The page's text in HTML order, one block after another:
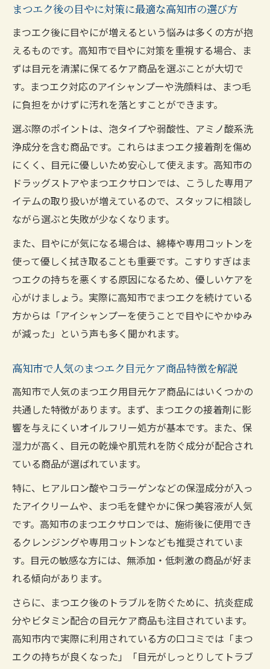
高知市でおすすめのまつエク目やに対策ア
イテム
目元の乾燥を防ぐ高知県のケア商品活用法
高知県で話題のまつエク向け乾燥対策グッ
ズ活用法
まつエク後の乾燥ケアに最適な高知県の選
び方
高知市で買える目元保湿ケア商品の特徴と
使い方
まつエク愛用者向け高知県の乾燥防止テク
ニック
高知県で人気のまつエク目元ケア商品徹底
比較
まつ毛美容液は高知市でどこに買える？
高知市で手に入るまつエク対応美容液の選
び方
まつ毛美容液を高知市で買う際のチェック
ポイント
入法
まつ毛美容液の高知市おすすめ入手先まと
め
高知市で選ぶまつエク後の美容液活用ポイ
ント
高知市でまつエク後に安全な目薬の使い方
解説
まつエク愛用者向け高知市の目薬選びと注
目薬がまつエクに与える影響と高知市の対
高知市で安心して使えるまつエク対応目薬
の条件
まつエク後の目薬タイミングを高知市流に
まつエク後の目やに対策に最適な高知市の選び方
まつエク後に目やにが増えるという悩みは多くの方が抱
えるものです。高知市で目やに対策を重視する場合、ま
ずは目元を清潔に保てるケア商品を選ぶことが大切で
す。まつエク対応のアイシャンプーや洗顔料は、まつ毛
に負担をかけずに汚れを落とすことができます。
選ぶ際のポイントは、泡タイプや弱酸性、アミノ酸系洗
浄成分を含む商品です。これらはまつエク接着剤を傷め
にくく、目元に優しいため安心して使えます。高知市の
ドラッグストアやまつエクサロンでは、こうした専用ア
イテムの取り扱いが増えているので、スタッフに相談し
ながら選ぶと失敗が少なくなります。
また、目やにが気になる場合は、綿棒や専用コットンを
使って優しく拭き取ることも重要です。こすりすぎはま
つエクの持ちを悪くする原因になるため、優しいケアを
心がけましょう。実際に高知市でまつエクを続けている
方からは「アイシャンプーを使うことで目やにやかゆみ
が減った」という声も多く聞かれます。
高知市で人気のまつエク目元ケア商品特徴を解説
高知市で人気のまつエク用目元ケア商品にはいくつかの
共通した特徴があります。まず、まつエクの接着剤に影
響を与えにくいオイルフリー処方が基本です。また、保
湿力が高く、目元の乾燥や肌荒れを防ぐ成分が配合され
ている商品が選ばれています。
特に、ヒアルロン酸やコラーゲンなどの保湿成分が入っ
たアイクリームや、まつ毛を健やかに保つ美容液が人気
です。高知市のまつエクサロンでは、施術後に使用でき
るクレンジングや専用コットンなども推奨されていま
す。目元の敏感な方には、無添加・低刺激の商品が好ま
れる傾向があります。
さらに、まつエク後のトラブルを防ぐために、抗炎症成
分やビタミン配合の目元ケア商品も注目されています。
高知市内で実際に利用されている方の口コミでは「まつ
エクの持ちが良くなった」「目元がしっとりしてトラブ